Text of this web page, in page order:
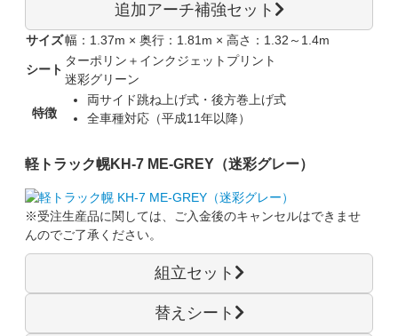
追加アーチ補強セット
サイズ幅：1.37m × 奥行：1.81m × 高さ：1.32～1.4m
シート
ターポリン＋インクジェットプリント
迷彩グリーン
特徴
両サイド跳ね上げ式・後方巻上げ式
全車種対応（平成11年以降）
軽トラック幌KH-7 ME-GREY（迷彩グレー）
※受注生産品に関しては、
ご入金後のキャンセルはできませ
んのでご了承ください。
組立セット
替えシート